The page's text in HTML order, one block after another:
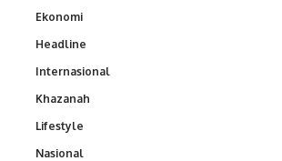
Ekonomi
Headline
Internasional
Khazanah
Lifestyle
Nasional